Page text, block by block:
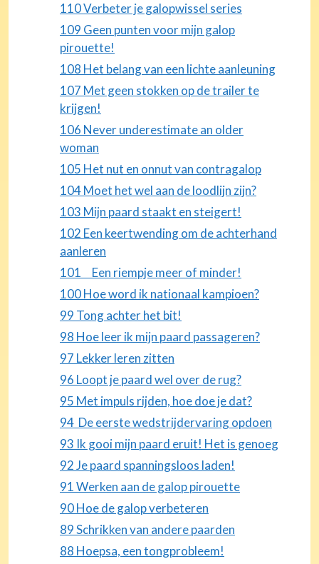
110 Verbeter je galopwissel series
109 Geen punten voor mijn galop
pirouette!
108 Het belang van een lichte aanleuning
107 Met geen stokken op de trailer te
krijgen!
106 Never underestimate an older
woman
105 Het nut en onnut van contragalop
104 Moet het wel aan de loodlijn zijn?
103 Mijn paard staakt en steigert!
102 Een keertwending om de achterhand
aanleren
101 Een riempje meer of minder!
100 Hoe word ik nationaal kampioen?
99 Tong achter het bit!
98 Hoe leer ik mijn paard passageren?
97 Lekker leren zitten
96 Loopt je paard wel over de rug?
95 Met impuls rijden, hoe doe je dat?
94 De eerste wedstrijdervaring opdoen
93 Ik gooi mijn paard eruit! Het is genoeg
92 Je paard spanningsloos laden!
91 Werken aan de galop pirouette
90 Hoe de galop verbeteren
89 Schrikken van andere paarden
88 Hoepsa, een tongprobleem!